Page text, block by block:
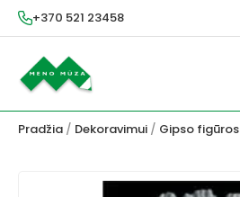
+370 521 23458
Pradžia / Dekoravimui / Gipso figūros